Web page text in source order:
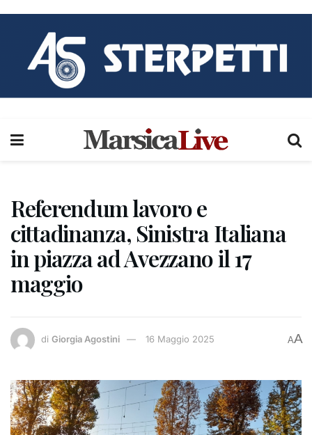
Referendum lavoro e
cittadinanza, Sinistra Italiana
in piazza ad Avezzano il 17
maggio
di Giorgia Agostini 16 Maggio 2025 AA